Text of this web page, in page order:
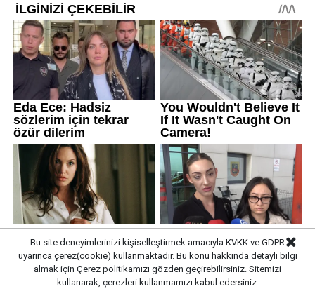
Bu site deneyimlerinizi kişiselleştirmek amacıyla KVKK ve GDPR
uyarınca çerez(cookie) kullanmaktadır. Bu konu hakkında detaylı bilgi
almak için Çerez politikamızı gözden geçirebilirsiniz. Sitemizi
kullanarak, çerezleri kullanmamızı kabul edersiniz.